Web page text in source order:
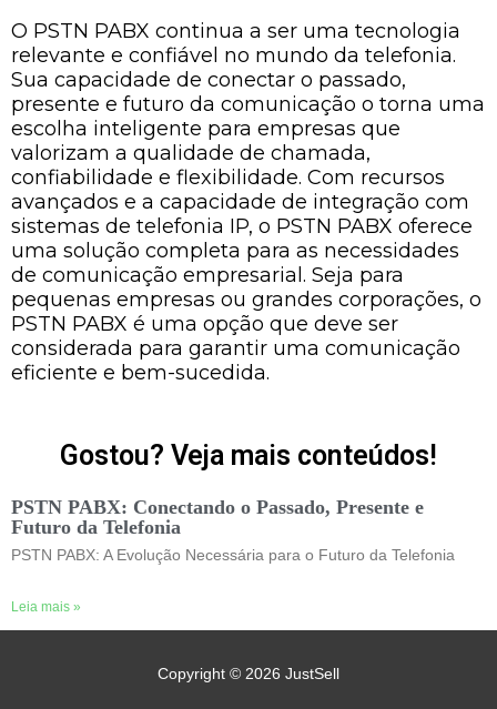
O PSTN PABX continua a ser uma tecnologia
relevante e confiável no mundo da telefonia.
Sua capacidade de conectar o passado,
presente e futuro da comunicação o torna uma
escolha inteligente para empresas que
valorizam a qualidade de chamada,
confiabilidade e flexibilidade. Com recursos
avançados e a capacidade de integração com
sistemas de telefonia IP, o PSTN PABX oferece
uma solução completa para as necessidades
de comunicação empresarial. Seja para
pequenas empresas ou grandes corporações, o
PSTN PABX é uma opção que deve ser
considerada para garantir uma comunicação
eficiente e bem-sucedida.
Gostou? Veja mais conteúdos!
PSTN PABX: Conectando o Passado, Presente e
Futuro da Telefonia
PSTN PABX: A Evolução Necessária para o Futuro da Telefonia
Leia mais »
Copyright © 2026 JustSell